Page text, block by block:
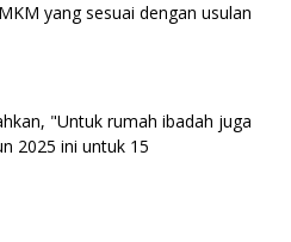
yang sesuai dengan usulan
"Untuk rumah ibadah juga
2025 ini untuk 15